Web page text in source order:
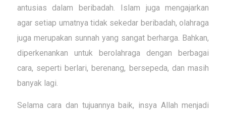
antusias dalam beribadah. Islam juga mengajarkan
agar setiap umatnya tidak sekedar beribadah, olahraga
juga merupakan sunnah yang sangat berharga. Bahkan,
diperkenankan untuk berolahraga dengan berbagai
cara, seperti berlari, berenang, bersepeda, dan masih
banyak lagi.
Selama cara dan tujuannya baik, insya Allah menjadi